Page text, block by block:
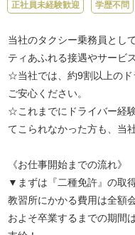
正社員未経験歓迎 学歴不問
当社のタクシー乗務員とし
ティあふれる接遇やサービ
☆当社では、約9割以上のド
ご安心ください。
☆これまでにドライバー経
てこられなかった方も、当
《お仕事開始までの流れ》
▼まずは『二種免許』の取
教習所にかかる費用は全額
およそ卒業するまでの期間